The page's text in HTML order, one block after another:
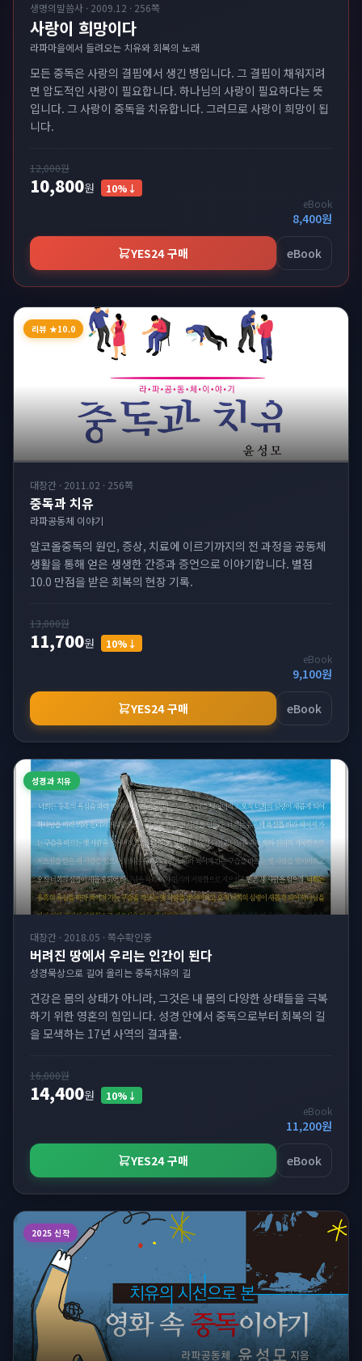
생명의말씀사 · 2009.12 · 256쪽
사랑이 희망이다
라파마을에서 들려오는 치유와 회복의 노래
모든 중독은 사랑의 결핍에서 생긴 병입니다. 그 결핍이 채워지려
면 압도적인 사랑이 필요합니다. 하나님의 사랑이 필요하다는 뜻
입니다. 그 사랑이 중독을 치유합니다. 그러므로 사랑이 희망이 됩
니다.
12,000원
10,800원 10%↓
eBook
8,400원
YES24 구매 eBook
리뷰 ★10.0
대장간 · 2011.02 · 256쪽
중독과 치유
라파공동체 이야기
알코올중독의 원인, 증상, 치료에 이르기까지의 전 과정을 공동체
생활을 통해 얻은 생생한 간증과 증언으로 이야기합니다. 별점
10.0 만점을 받은 회복의 현장 기록.
13,000원
11,700원 10%↓
eBook
9,100원
YES24 구매 eBook
성경과 치유
대장간 · 2018.05 ·쪽수확인중
버려진 땅에서 우리는 인간이 된다
성경묵상으로 길어 올리는 중독치유의 길
건강은 몸의 상태가 아니라, 그것은 내 몸의 다양한 상태들을 극복
하기 위한 영혼의 힘입니다. 성경 안에서 중독으로부터 회복의 길
을 모색하는 17년 사역의 결과물.
16,000원
14,400원 10%↓
eBook
11,200원
YES24 구매 eBook
2025 신작